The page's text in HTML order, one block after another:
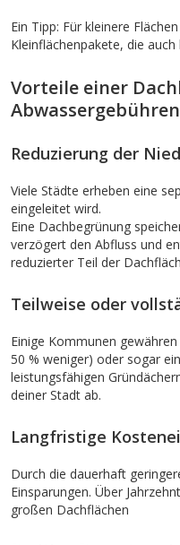
Ein Tipp: Für kleinere
Kleinflächenpakete, die
Vorteile einer
Abwassergebühren
Reduzierung der
Viele Städte erheben eine
eingeleitet wird.
Eine Dachbegrünung
verzögert den Abfluss und
reduzierter Teil der
Teilweise oder
Einige Kommunen
50 % weniger) oder sogar
leistungsfähigen
deiner Stadt ab.
Langfristige
Durch die dauerhaft
Einsparungen. Über
großen Dachflächen